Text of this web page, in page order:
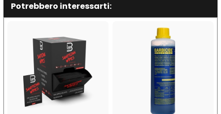
Puring
Scenic
SCHWARZKOPF
Taboga Scents
Potrebbero interessarti: